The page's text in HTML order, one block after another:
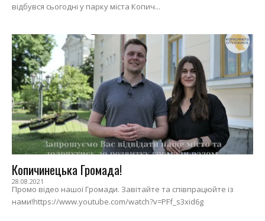
відбувся сьогодні у парку міста Копич...
Копичинецька Громада!
28.08.2021
Промо відео нашої Громади. Завітайте та співпрацюйте із
нами!https://www.youtube.com/watch?v=PFf_s3xid6g